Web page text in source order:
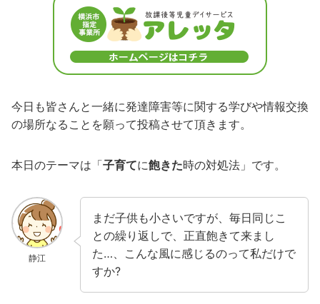
今日も皆さんと一緒に発達障害等に関する学びや情報交換
の場所なることを願って投稿させて頂きます。
本日のテーマは「子育てに飽きた時の対処法」です。
静江
まだ子供も小さいですが、毎日同じこ
との繰り返しで、正直飽きて来まし
た…、こんな風に感じるのって私だけで
すか?